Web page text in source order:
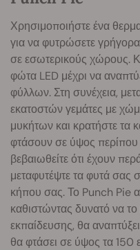
Χρησιμοποιήστε ένα
για να φυτρώσετε
σε εσωτερικούς χώρους.
φώτα LED μέχρι να
φύλλων. Στη συνέχεια,
εκατοστών γεμάτες με
μυκήτων και κρατήστε τα
φτάσουν σε ύψος
βεβαιωθείτε ότι έχουν
μεταφυτέψτε τα φυτά σας
κήπου σας. Το Punch Pie
καθιστώντας δυνατό να το
εκπαίδευσης, θα
θα φτάσει σε ύψος τα 150